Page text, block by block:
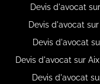
Devis d'avocat
Devis d'avocat
Devis d'avocat
Devis d'avocat sur
Devis d'avocat